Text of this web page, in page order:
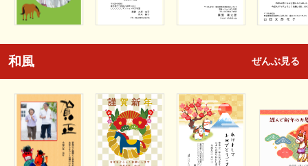
和風 ぜんぶ見る